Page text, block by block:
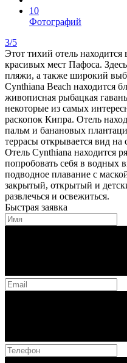
10
Фотографий
3/5
Этот тихий отель
красивых мест Пафоса.
пляжи, а также широкий
Cynthiana Beach находится
живописная рыбацкая
некоторые из самых
раскопок Кипра. Отель
пальм и банановых
террасы открывается вид
Отель Cynthiana находится
попробовать себя в водных
подводное плавание с
закрытый, открытый и
развлечься и освежиться.
Быстрая заявка